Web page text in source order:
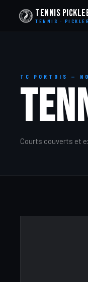
Tennis
TENNIS ·
TC PORTOIS —
Courts couverts et